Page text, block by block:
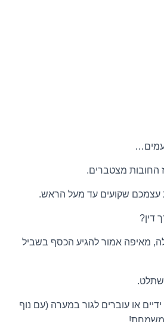
החובות מצטברים.
שקועים עד מעל הראש.
דין?
מאיפה אמור להגיע הכסף בשביל
או עוברים לגור במערה (עם נוף
משמחת!